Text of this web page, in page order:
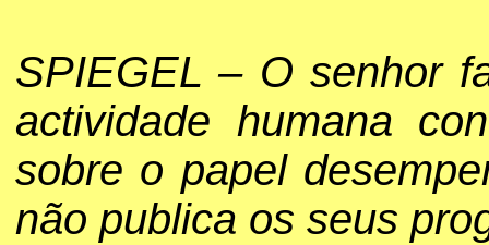
SPIEGEL – O senhor
actividade humana
sobre o papel
não publica os seus